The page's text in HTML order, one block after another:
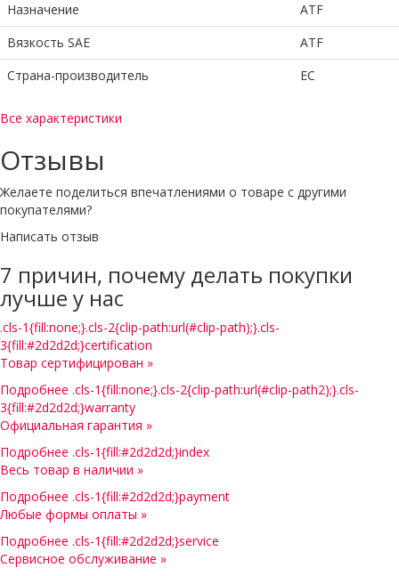
Назначение
ATF
Вязкость SAE
ATF
Страна-производитель
ЕС
Все характеристики
Отзывы
Желаете поделиться впечатлениями о товаре с другими
покупателями?
Написать отзыв
7 причин, почему делать покупки
лучше у нас
.cls-1{fill:none;}.cls-2{clip-path:url(#clip-path);}.cls-
3{fill:#2d2d2d;}certification
Товар сертифицирован »
Подробнее .cls-1{fill:none;}.cls-2{clip-path:url(#clip-path2);}.cls-
3{fill:#2d2d2d;}warranty
Официальная гарантия »
Подробнее .cls-1{fill:#2d2d2d;}index
Весь товар в наличии »
Подробнее .cls-1{fill:#2d2d2d;}payment
Любые формы оплаты »
Подробнее .cls-1{fill:#2d2d2d;}service
Сервисное обслуживание »